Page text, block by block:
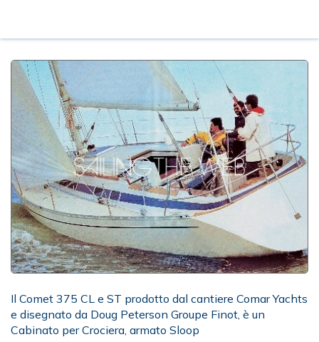
Il Comet 375 CL e ST prodotto dal cantiere Comar Yachts
e disegnato da Doug Peterson Groupe Finot, è un
Cabinato per Crociera, armato Sloop